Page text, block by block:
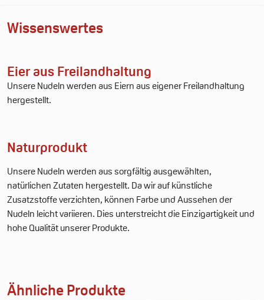
Wissenswertes
Eier aus Freilandhaltung
Unsere Nudeln werden aus Eiern aus eigener Freilandhaltung
hergestellt.
Naturprodukt
Unsere Nudeln werden aus sorgfältig ausgewählten,
natürlichen Zutaten hergestellt. Da wir auf künstliche
Zusatzstoffe verzichten, können Farbe und Aussehen der
Nudeln leicht variieren. Dies unterstreicht die Einzigartigkeit und
hohe Qualität unserer Produkte.
Ähnliche Produkte